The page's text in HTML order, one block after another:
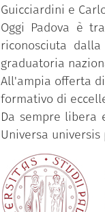
Guicciardini e
Oggi Padova è
riconosciuta
graduatoria
All'ampia offerta
formativo di
Da sempre libera
Universa